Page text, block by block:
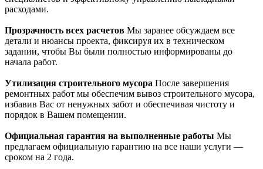
расходами.
Прозрачность всех расчетов Мы заранее обсуждаем все
детали и нюансы проекта, фиксируя их в техническом
задании, чтобы Вы были полностью информированы до
начала работ.
Утилизация строительного мусора После завершения
ремонтных работ мы обеспечим вывоз строительного мусора,
избавив Вас от ненужных забот и обеспечивая чистоту и
порядок в Вашем помещении.
Официальная гарантия на выполненные работы Мы
предлагаем официальную гарантию на все наши услуги —
сроком на 2 года.